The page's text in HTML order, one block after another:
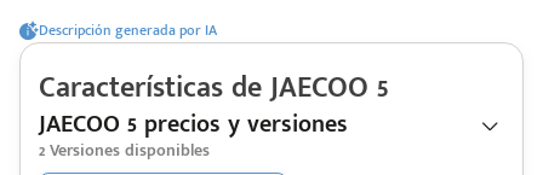
Descripción generada por IA
Características deJAECOO 5
JAECOO 5 precios y versiones
2Versiones disponibles